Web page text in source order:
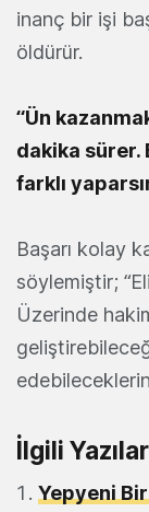
inanç bir işi
öldürür.
“Ün
dakika sürer.
farklı
Başarı kolay
söylemiştir;
Üzerinde
İlgili
Yepyeni Bir